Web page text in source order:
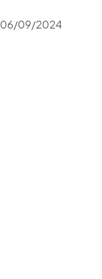
06/09/2024